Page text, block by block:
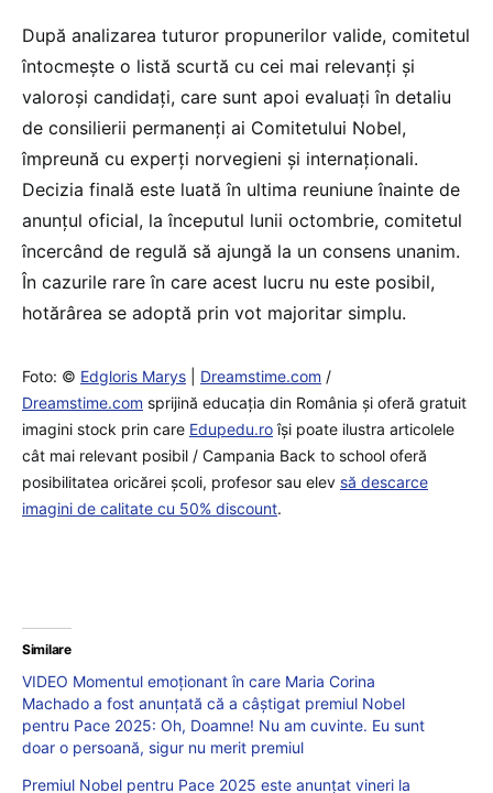
După analizarea tuturor propunerilor valide, comitetul
întocmește o listă scurtă cu cei mai relevanți și
valoroși candidați, care sunt apoi evaluați în detaliu
de consilierii permanenți ai Comitetului Nobel,
împreună cu experți norvegieni și internaționali.
Decizia finală este luată în ultima reuniune înainte de
anunțul oficial, la începutul lunii octombrie, comitetul
încercând de regulă să ajungă la un consens unanim.
În cazurile rare în care acest lucru nu este posibil,
hotărârea se adoptă prin vot majoritar simplu.
Foto: © Edgloris Marys Dreamstime.com /
Dreamstime.com sprijină educaţia din România şi oferă gratuit
imagini stock prin care Edupedu.roîşi poate ilustra articolele
cât mai relevant posibil / Campania Back to school oferă
posibilitatea oricărei școli, profesor sau elev să descarce
imagini de calitate cu 50% discount.
Similare
VIDEO Momentul emoționant în care Maria Corina
Machado a fost anunțată că a câștigat premiul Nobel
pentru Pace 2025: Oh, Doamne! Nu am cuvinte. Eu sunt
doar o persoană, sigur nu merit premiul
Premiul Nobel pentru Pace 2025 este anunțat vineri la